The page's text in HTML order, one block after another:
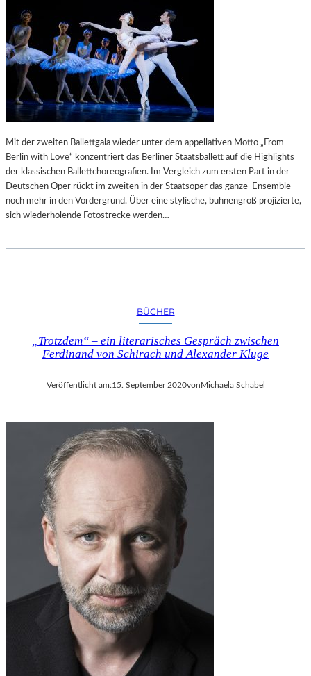
Mit der zweiten Ballettgala wieder unter dem appellativen Motto „From
Berlin with Love“ konzentriert das Berliner Staatsballett auf die Highlights
der klassischen Ballettchoreografien. Im Vergleich zum ersten Part in der
Deutschen Oper rückt im zweiten in der Staatsoper das ganze Ensemble
noch mehr in den Vordergrund. Über eine stylische, bühnengroß projizierte,
sich wiederholende Fotostrecke werden…
BÜCHER
„Trotzdem“ – ein literarisches Gespräch zwischen
Ferdinand von Schirach und Alexander Kluge
Veröffentlicht am:15. September 2020vonMichaela Schabel